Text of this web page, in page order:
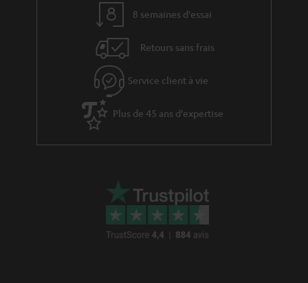
assurent un retour précis et limpide des dialogues. Des basses puissantes,
des médiums précis et des aigus clairs font de chaque film une expérience
Les enceintes de la série Cubycon sont des modèles en format micro. Cela
a des airs de paradoxe : puissance et dimensions compactes ? Impossible.
Et pourtant si. Teufel s’y est attelé, cherchant à sonoriser le plus grand
espace possible, à partir d’enceintes le plus compactes possibles. Un
caisson de basses assumera pour sa part le retour optimal des graves. Alors
qu’il s’agisse d’un home cinéma, de musiques ou de jeux, il n’y aura pas de
fausse note, les médiums, les aigus et les graves, rien ne sera laissé au
hasard.Invisible, mais il ne passe pas inaperçuLe haut de gamme et la
8 semaines d'essai
Retours sans frais
Service client à vie
Plus de 45 ans d'expertise